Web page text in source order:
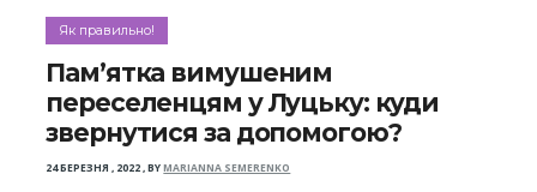
Як правильно!
Пам’ятка вимушеним
переселенцям у Луцьку: куди
звернутися за допомогою?
24 БЕРЕЗНЯ , 2022,BYMARIANNA SEMERENKO